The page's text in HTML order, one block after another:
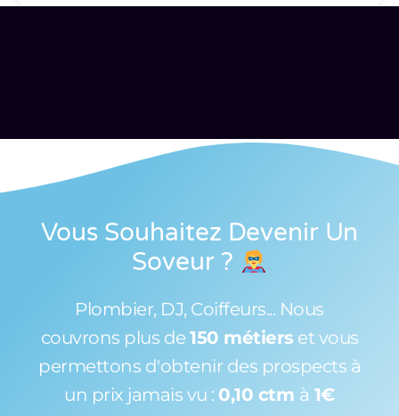
Vous Souhaitez Devenir Un
Soveur ?
Plombier, DJ, Coiffeurs... Nous
couvrons plus de 150 métiers et vous
permettons d'obtenir des prospects à
un prix jamais vu : 0,10 ctm à 1€